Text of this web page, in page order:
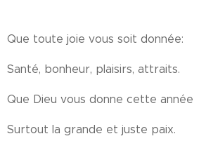
Que toute joie vous soit donnée:
Santé, bonheur, plaisirs, attraits.
Que Dieu vous donne cette année
Surtout la grande et juste paix.